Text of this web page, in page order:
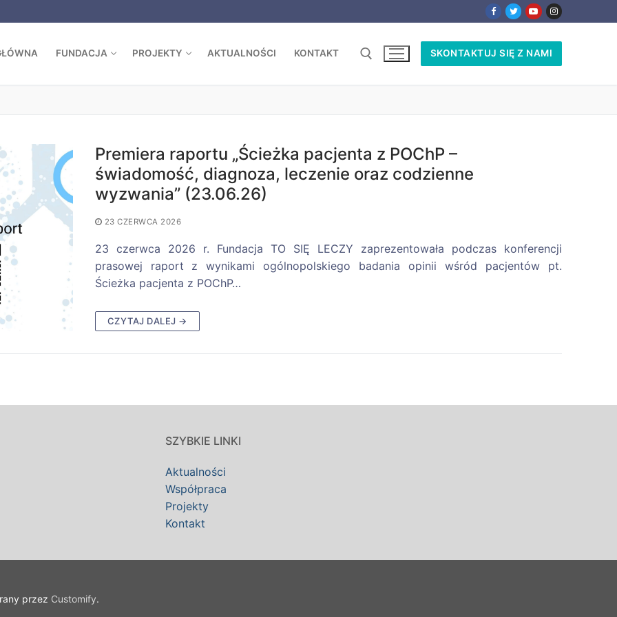
FUNDACJA PROJEKTY AKTUALNOŚCI KONTAKT SKONTAKTUJ SIĘ Z NAMI
Premiera raportu „Ścieżka pacjenta z POChP –
świadomość, diagnoza, leczenie oraz codzienne
wyzwania” (23.06.26)
23 CZERWCA 2026
23 czerwca 2026 r. Fundacja TO SIĘ LECZY zaprezentowała podczas konferencji
prasowej raport z wynikami ogólnopolskiego badania opinii wśród pacjentów pt.
Ścieżka pacjenta z POChP…
CZYTAJ DALEJ →
SZYBKIE LINKI
Aktualności
Współpraca
Projekty
Kontakt
przez Customify.